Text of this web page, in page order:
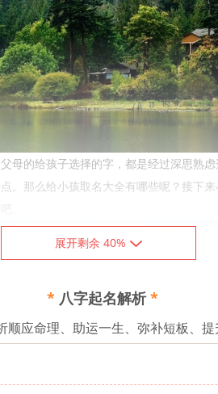
母的给孩子选择的字，都是经过深思熟
。那么给小孩取名大全有哪些呢？接下
展开剩余 40%
* 八字起名解析*
顺应命理、助运一生、弥补短板、提